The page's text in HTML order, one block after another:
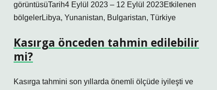
görüntüsüTarih4 Eylül 2023 – 12 Eylül 2023Etkilenen
bölgelerLibya, Yunanistan, Bulgaristan, Türkiye
Kasırga önceden tahmin edilebilir
mi?
Kasırga tahmini son yıllarda önemli ölçüde iyileşti ve